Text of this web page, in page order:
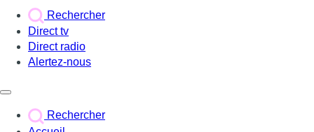
Rechercher
Direct tv
Direct radio
Alertez-nous
Rechercher